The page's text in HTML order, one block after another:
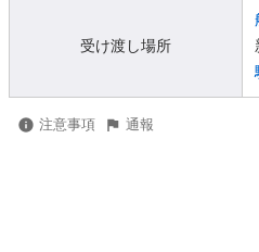
受け渡し場所
注意事項 通報